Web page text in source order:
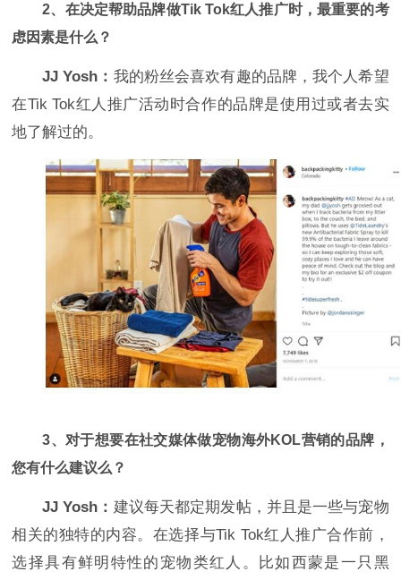
2、在决定帮助品牌做Tik Tok红人推广时，最重要的考
虑因素是什么？
JJ Yosh： 我的粉丝会喜欢有趣的品牌，我个人希望
在Tik Tok红人推广活动时合作的品牌是使用过或者去实
地了解过的。
3、对于想要在社交媒体做宠物海外KOL营销的品牌，
您有什么建议么？
JJ Yosh： 建议每天都定期发帖，并且是一些与宠物
相关的独特的内容。在选择与Tik Tok红人推广合作前，
选择具有鲜明特性的宠物类红人。比如西蒙是一只黑